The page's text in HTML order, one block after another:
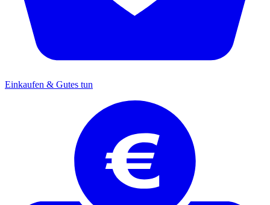
Einkaufen & Gutes tun